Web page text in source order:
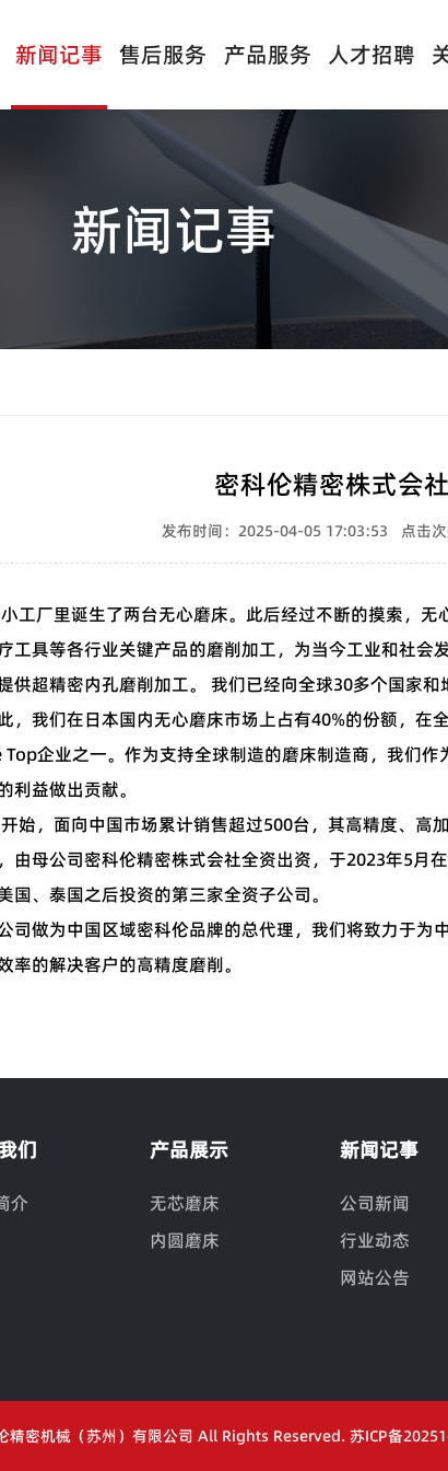
新闻记事 售后服务 产品服务 人才招聘
新闻记事
密科伦精密株式会社
发布时间：2025-04-05 17:03:53 点击
工厂里诞生了两台无心磨床。此后经过不断的摸索，无
工具等各行业关键产品的磨削加工，为当今工业和社
供超精密内孔磨削加工。 我们已经向全球30多个国家
，我们在日本国内无心磨床市场上占有40%的份额，在
企业之一。作为支持全球制造的磨床制造商，我们
利益做出贡献。
始，面向中国市场累计销售超过500台，其高精度、高
由母公司密科伦精密株式会社全资出资，于2023年5月
国、泰国之后投资的第三家全资子公司。
司做为中国区域密科伦品牌的总代理，我们将致力于
的解决客户的高精度磨削。
们
介
产品展示
无芯磨床
内圆磨床
新闻记事
公司新闻
行业动态
网站公告
密机械（苏州）有限公司 All Rights Reserved. 苏ICP备